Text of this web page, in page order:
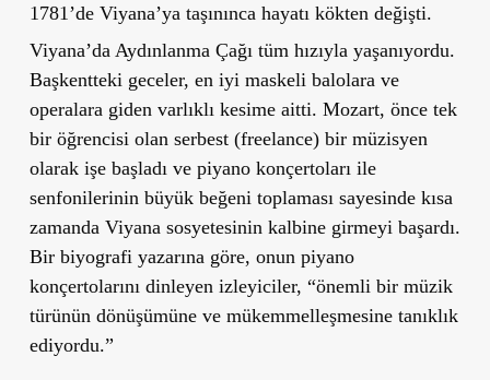
1781’de Viyana’ya taşınınca hayatı kökten değişti.
Viyana’da Aydınlanma Çağı tüm hızıyla yaşanıyordu.
Başkentteki geceler, en iyi maskeli balolara ve
operalara giden varlıklı kesime aitti. Mozart, önce tek
bir öğrencisi olan serbest (freelance) bir müzisyen
olarak işe başladı ve piyano konçertoları ile
senfonilerinin büyük beğeni toplaması sayesinde kısa
zamanda Viyana sosyetesinin kalbine girmeyi başardı.
Bir biyografi yazarına göre, onun piyano
konçertolarını dinleyen izleyiciler, “önemli bir müzik
türünün dönüşümüne ve mükemmelleşmesine tanıklık
ediyordu.”